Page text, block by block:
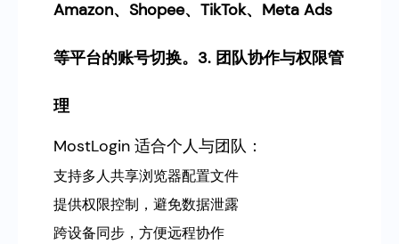
Amazon、Shopee、TikTok、Meta Ads
等平台的账号切换。3. 团队协作与权限管
理
MostLogin 适合个人与团队：
支持多人共享浏览器配置文件
提供权限控制，避免数据泄露
跨设备同步，方便远程协作